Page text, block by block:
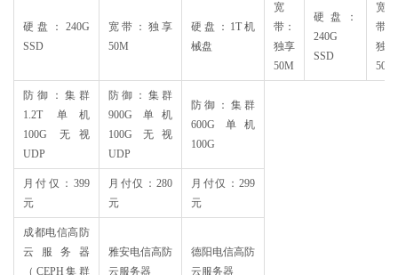
硬盘：240G
SSD
宽带：独享
50M
硬盘：1T机
械盘
宽
带：
独享
50M
硬盘：
240G
SSD
宽
带：
独享
50M
防御：集群
1.2T 单机
100G 无视
UDP
防御：集群
900G 单机
100G 无视
UDP
防御：集群
600G 单机
100G
月付仅：399
元
月付仅：280
元
月付仅：299
元
成都电信高防
云服务器
（CEPH集群
雅安电信高防
云服务器
德阳电信高防
云服务器